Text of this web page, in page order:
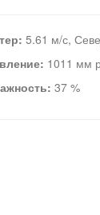
5.61 м/с,
1011 мм
37 %